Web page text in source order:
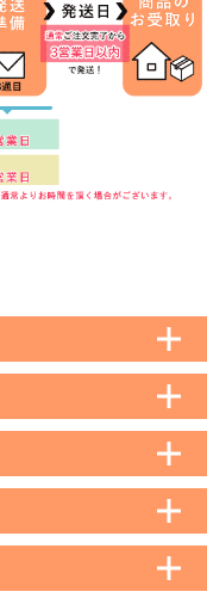
沖縄・離島など一部地域